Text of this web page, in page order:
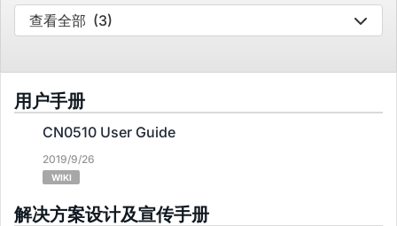
查看全部 (3)
用户手册
CN0510 User Guide
2019/9/26
WIKI
解决方案设计及宣传手册